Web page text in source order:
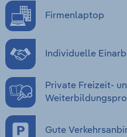
Firmenlaptop
Individuelle
Private Freizeit-
Gute